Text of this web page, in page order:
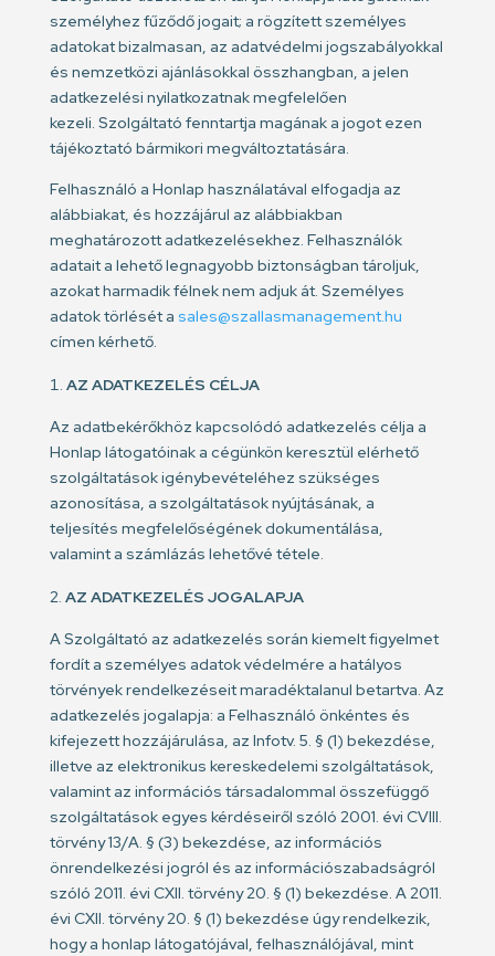
személyhez fűződő jogait; a rögzített személyes
adatokat bizalmasan, az adatvédelmi jogszabályokkal
és nemzetközi ajánlásokkal összhangban, a jelen
adatkezelési nyilatkozatnak megfelelően
kezeli. Szolgáltató fenntartja magának a jogot ezen
tájékoztató bármikori megváltoztatására.
Felhasználó a Honlap használatával elfogadja az
alábbiakat, és hozzájárul az alábbiakban
meghatározott adatkezelésekhez. Felhasználók
adatait a lehető legnagyobb biztonságban tároljuk,
azokat harmadik félnek nem adjuk át. Személyes
adatok törlését a sales@szallasmanagement.hu
címen kérhető.
AZ ADATKEZELÉS CÉLJA
Az adatbekérőkhöz kapcsolódó adatkezelés célja a
Honlap látogatóinak a cégünkön keresztül elérhető
szolgáltatások igénybevételéhez szükséges
azonosítása, a szolgáltatások nyújtásának, a
teljesítés megfelelőségének dokumentálása,
valamint a számlázás lehetővé tétele.
AZ ADATKEZELÉS JOGALAPJA
A Szolgáltató az adatkezelés során kiemelt figyelmet
fordít a személyes adatok védelmére a hatályos
törvények rendelkezéseit maradéktalanul betartva. Az
adatkezelés jogalapja: a Felhasználó önkéntes és
kifejezett hozzájárulása, az Infotv. 5. § (1) bekezdése,
illetve az elektronikus kereskedelemi szolgáltatások,
valamint az információs társadalommal összefüggő
szolgáltatások egyes kérdéseiről szóló 2001. évi CVIII.
törvény 13/A. § (3) bekezdése, az információs
önrendelkezési jogról és az információszabadságról
szóló 2011. évi CXII. törvény 20. § (1) bekezdése. A 2011.
évi CXII. törvény 20. § (1) bekezdése úgy rendelkezik,
hogy a honlap látogatójával, felhasználójával, mint